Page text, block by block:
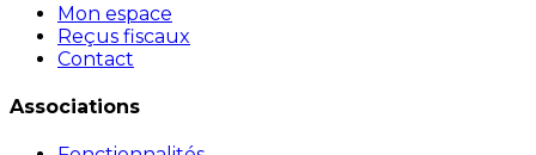
Mon espace
Reçus fiscaux
Contact
Associations